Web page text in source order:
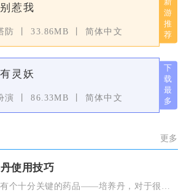
惹我
防 33.86MB 简体中文
灵妖
演 86.33MB 简体中文
更多
使用技巧
有个十分关键的药品——培养丹，对于很多